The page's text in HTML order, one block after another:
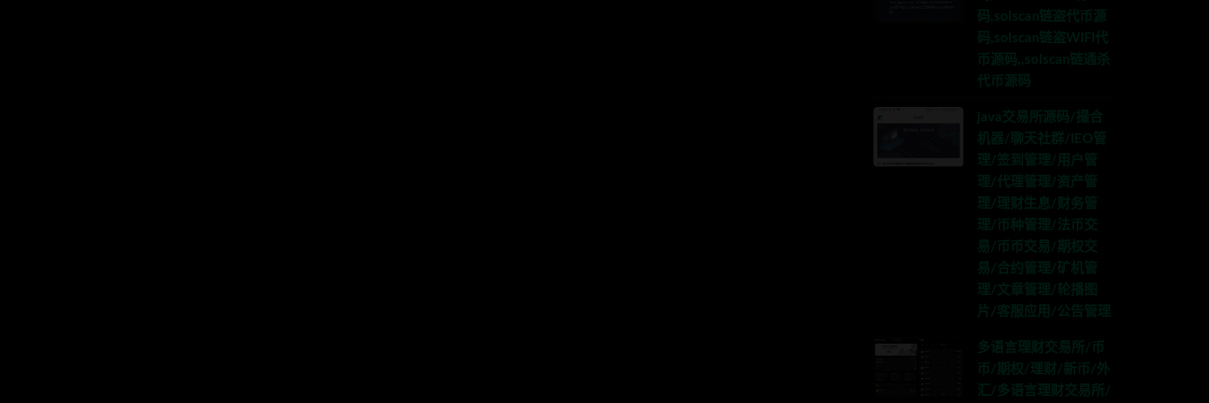
码,solscan链盗代币源
码,solscan链盗WIFI代
币源码,,solscan链通杀
代币源码
java交易所源码/撮合
机器/聊天社群/IEO管
理/签到管理/用户管
理/代理管理/资产管
理/理财生息/财务管
理/币种管理/法币交
易/币币交易/期权交
易/合约管理/矿机管
理/文章管理/轮播图
片/客服应用/公告管理
多语言理财交易所/币
币/期权/理财/新币/外
汇/多语言理财交易所/